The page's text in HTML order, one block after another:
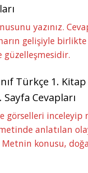
yazınız.
gelişiyle birlikte
güzelleşmesidir.
Türkçe 1.
Sayfa Cevapları
görselleri
anlatılan
Metnin konusu,